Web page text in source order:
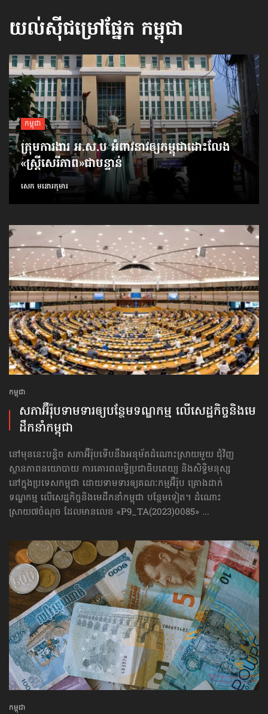
យល់ស៊ីជម្រៅផ្នែក កម្ពុជា
កម្ពុជា
ក្រុមការងារ អ.ស.ប អំពាវនាវ​ឲ្យកម្ពុជា​ដោះលែង​
«ស្ត្រីសេរីភាព»​ជាបន្ទាន់
សេក មនោរកុមារ
កម្ពុជា
សភាអ៊ឺរ៉ុបទាមទារ​ឲ្យបន្ថែម​ទណ្ឌកម្ម លើសេដ្ឋកិច្ច​និងមេ
ដឹកនាំកម្ពុជា
នៅមុននេះបន្តិច សភាអ៊ឺរ៉ុបទើបនឹងអនុម័តដំណោះស្រាយមួយ ជុំវិញ
ស្ថានភាពនយោបាយ ការគោរព​លទ្ធិ​ប្រជាធិបតេយ្យ និងសិទ្ធិមនុស្ស
នៅក្នុងប្រទេសកម្ពុជា ដោយទាមទារឲ្យគណៈកម្មអ៊ឺរ៉ុប គ្រោងដាក់​
ទណ្ឌកម្ម លើសេដ្ឋកិច្ច​និងមេដឹកនាំកម្ពុជា បន្ថែមទៀត។ ដំណោះ
ស្រាយ៧ចំណុច ដែលមានលេខ «P9_TA(2023)0085» ...
កម្ពុជា